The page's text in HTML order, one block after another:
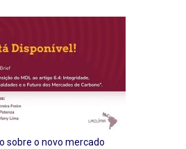
sobre o novo mercado